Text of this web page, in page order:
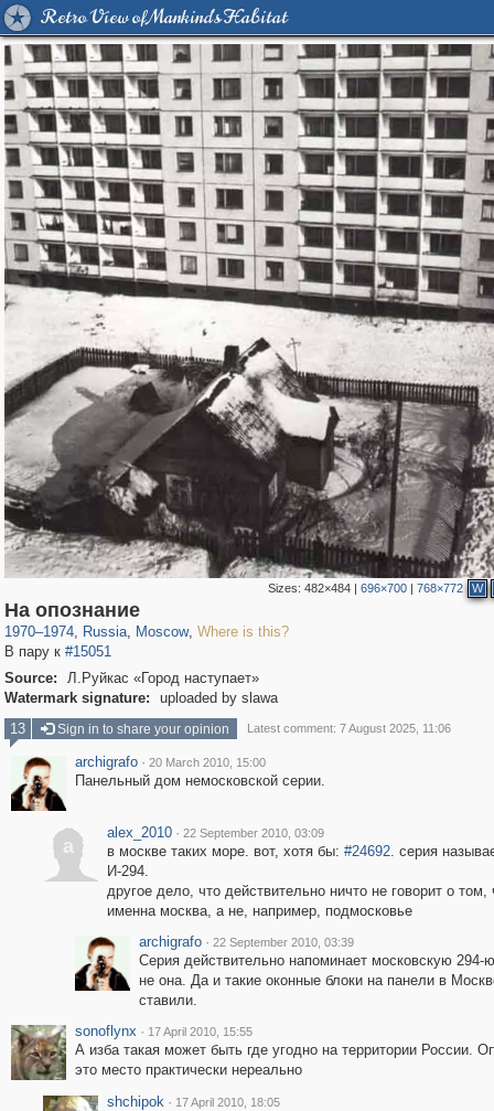
Retro View of Mankind's Habitat
Sizes: 482×484| 696×700| 768×772 W
На опознание
1970–1974, Russia
1,406,295
, Moscow
319,780
, Where is this?
В пару к #15051
Source:
Л.Руйкас «Город наступает»
Watermark signature:
uploaded by slawa
13
Sign in to share your opinion Latest comment: 7 August 2025, 11:06
archigrafo · 20 March 2010, 15:00
Панельный дом немосковской серии.
a
alex_2010 · 22 September 2010, 03:09
в москве таких море. вот, хотя бы: #24692. серия
И-294.
другое дело, что действительно ничто не говорит о том,
именна москва, а не, например, подмосковье
archigrafo · 22 September 2010, 03:39
Серия действительно напоминает московскую 294-
не она. Да и такие оконные блоки на панели в
ставили.
sonoflynx · 17 April 2010, 15:55
А изба такая может быть где угодно на территории России.
это место практически нереально
shchipok · 17 April 2010, 18:05